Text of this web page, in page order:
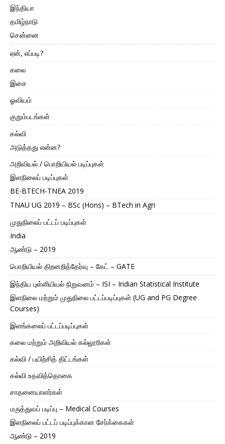
இந்தியா
தமிழ்நாடு
சென்னை
ஏன், எப்படி?
கலை
இசை
ஓவியம்
குறும்படங்கள்
கல்வி
அடுத்தது என்ன?
அறிவியல் / பொறியியல் படிப்புகள்
இளநிலைப் படிப்புகள்
BE-BTECH-TNEA 2019
TNAU UG 2019 – BSc (Hons) – BTech in Agri
முதுநிலைப் பட்டப் படிப்புகள்
India
ஆண்டு – 2019
பொறியியல் திறனறித்தேர்வு – கேட் – GATE
இந்திய புள்ளியியல் நிறுவனம் – ISI – Indian Statistical Institute
இளநிலை மற்றும் முதுநிலை பட்டப்படிப்புகள் (UG and PG Degree
Courses)
இளங்கலைப் பட்டப்படிப்புகள்
கலை மற்றும் அறிவியல் கல்லூரிகள்
கல்வி / பயிற்சித் திட்டங்கள்
கல்வி உதவித்தொகை
சாதனையாளர்கள்
மருத்துவப் படிப்பு – Medical Courses
இளநிலைப் பட்டப் படிப்புக்கான சேர்க்கைகள்
ஆண்டு – 2019